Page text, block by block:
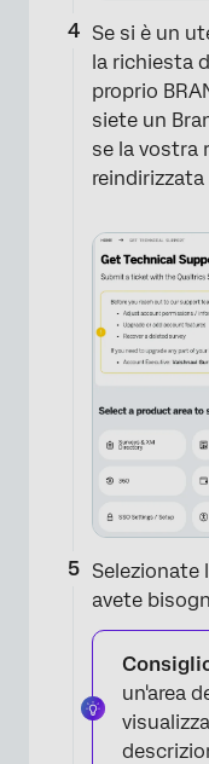
Se si è un
la richiesta
proprio
siete un
se la vostra
Selezionate
avete
un'area